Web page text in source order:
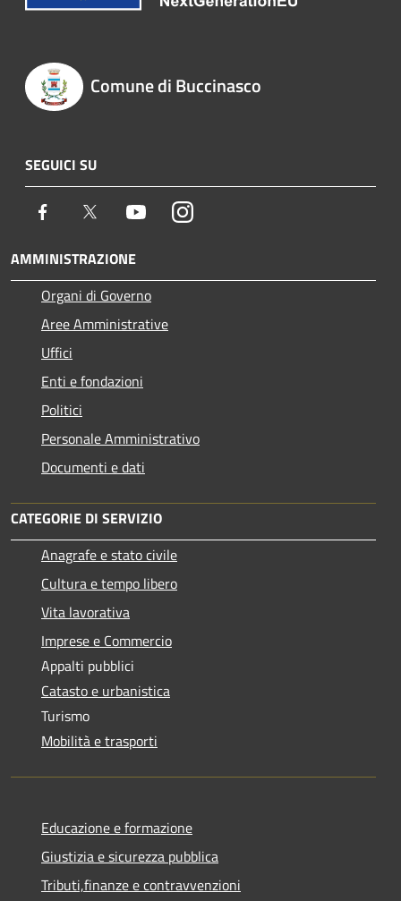
Comune di Buccinasco
SEGUICI SU
Facebook Twitter YoutubeInstagram
AMMINISTRAZIONE
Organi di Governo
Aree Amministrative
Uffici
Enti e fondazioni
Politici
Personale Amministrativo
Documenti e dati
CATEGORIE DI SERVIZIO
Anagrafe e stato civile
Cultura e tempo libero
Vita lavorativa
Imprese e Commercio
Appalti pubblici
Catasto e urbanistica
Turismo
Mobilità e trasporti
Educazione e formazione
Giustizia e sicurezza pubblica
Tributi,finanze e contravvenzioni